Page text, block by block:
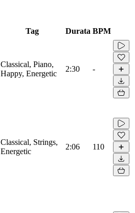
Tag Durata BPM
Classical, Piano,
Happy, Energetic
2:30 -
Classical, Strings,
Energetic
2:06 110